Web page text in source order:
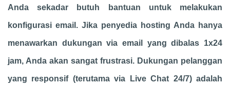
Anda sekadar butuh bantuan untuk melakukan
konfigurasi email. Jika penyedia hosting Anda hanya
menawarkan dukungan via email yang dibalas 1x24
jam, Anda akan sangat frustrasi. Dukungan pelanggan
yang responsif (terutama via Live Chat 24/7) adalah